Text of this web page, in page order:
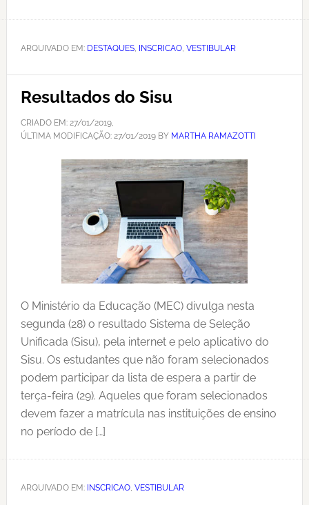
ARQUIVADO EM: DESTAQUES, INSCRICAO, VESTIBULAR
Resultados do Sisu
CRIADO EM: 27/01/2019,
ÚLTIMA MODIFICAÇÃO: 27/01/2019BY MARTHA RAMAZOTTI
O Ministério da Educação (MEC) divulga nesta
segunda (28) o resultado Sistema de Seleção
Unificada (Sisu), pela internet e pelo aplicativo do
Sisu. Os estudantes que não foram selecionados
podem participar da lista de espera a partir de
terça-feira (29). Aqueles que foram selecionados
devem fazer a matrícula nas instituições de ensino
no período de […]
ARQUIVADO EM: INSCRICAO, VESTIBULAR